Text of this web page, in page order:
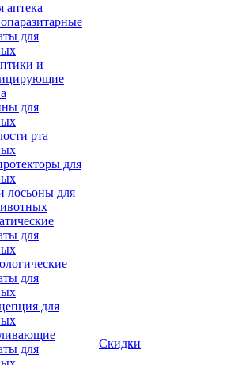
аптека
для
и
для
рта
для
лосьоны для
для
для
для
для
Скидки